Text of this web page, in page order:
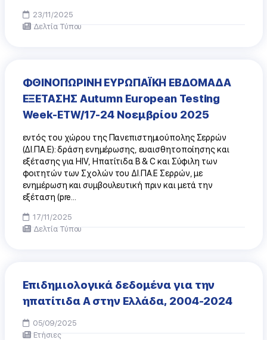
23/11/2025
Δελτία Τύπου
ΦΘΙΝΟΠΩΡΙΝΗ ΕΥΡΩΠΑΪΚΗ ΕΒΔΟΜΑΔΑ
ΕΞΕΤΑΣΗΣ Autumn European Testing
Week-ETW/17-24 Νοεμβρίου 2025
εντός του χώρου της Πανεπιστημιούπολης Σερρών
(ΔΙ.ΠΑ.Ε): δράση ενημέρωσης, ευαισθητοποίησης και
εξέτασης για HIV, Ηπατίτιδα Β & C και Σύφιλη των
φοιτητών των Σχολών του ΔΙ.ΠΑ.Ε Σερρών, με
ενημέρωση και συμβουλευτική πριν και μετά την
εξέταση (pre...
17/11/2025
Δελτία Τύπου
Επιδημιολογικά δεδομένα για την
ηπατίτιδα Α στην Ελλάδα, 2004-2024
05/09/2025
Ετήσιες